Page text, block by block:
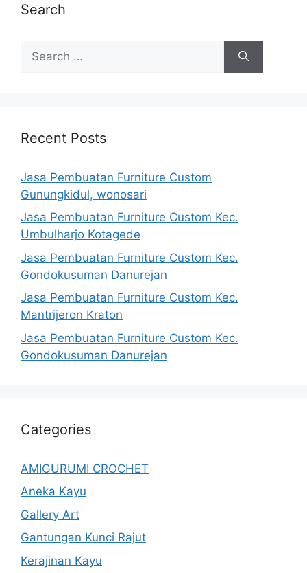
Search
for:
Recent Posts
Jasa Pembuatan Furniture Custom
Gunungkidul, wonosari
Jasa Pembuatan Furniture Custom Kec.
Umbulharjo Kotagede
Jasa Pembuatan Furniture Custom Kec.
Gondokusuman Danurejan
Jasa Pembuatan Furniture Custom Kec.
Mantrijeron Kraton
Jasa Pembuatan Furniture Custom Kec.
Gondokusuman Danurejan
Categories
AMIGURUMI CROCHET
Aneka Kayu
Gallery Art
Gantungan Kunci Rajut
Kerajinan Kayu